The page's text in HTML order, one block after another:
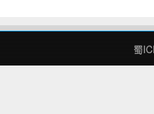
蜀